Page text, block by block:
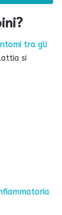
tra gli
si